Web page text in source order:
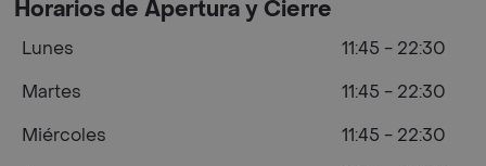
Horarios de Apertura y Cierre
Lunes
11:45 - 22:30
Martes
11:45 - 22:30
Miércoles
11:45 - 22:30